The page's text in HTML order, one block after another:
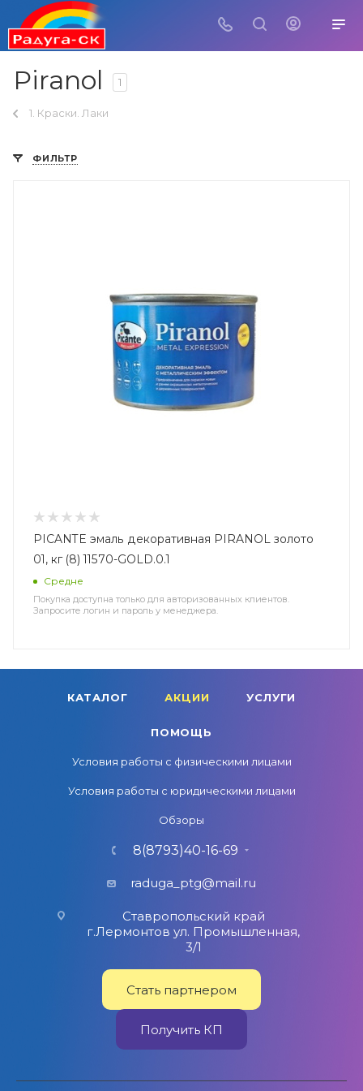
Piranol 1
1. Краски. Лаки
ФИЛЬТР
PICANTE эмаль декоративная PIRANOL золото
01, кг (8) 11570-GOLD.0.1
Средне
Покупка доступна только для авторизованных клиентов.
Запросите логин и пароль у менеджера.
КАТАЛОГ АКЦИИ УСЛУГИ
ПОМОЩЬ
Условия работы с физическими лицами
Условия работы с юридическими лицами
Обзоры
8(8793)40-16-69
raduga_ptg@mail.ru
Ставропольский край
г.Лермонтов ул. Промышленная,
3/1
Стать партнером
Получить КП